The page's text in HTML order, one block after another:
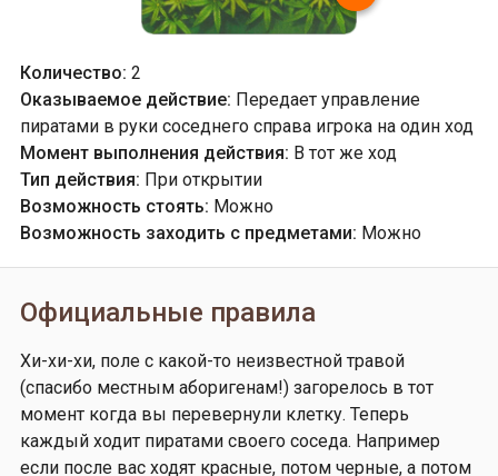
Количество: 2
Оказываемое действие: Передает управление
пиратами в руки соседнего справа игрока на один ход
Момент выполнения действия: В тот же ход
Тип действия: При открытии
Возможность стоять: Можно
Возможность заходить с предметами: Можно
Официальные правила
Хи-хи-хи, поле с какой-то неизвестной травой
(спасибо местным аборигенам!) загорелось в тот
момент когда вы перевернули клетку. Теперь
каждый ходит пиратами своего соседа. Например
если после вас ходят красные, потом черные, а потом